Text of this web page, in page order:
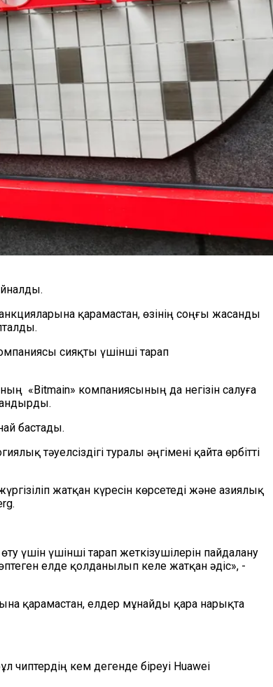
қарамастан, өзінің соңғы жасанды
сияқты үшінші тарап
«Bitmain» компаниясының да негізін салуға
бастады.
тәуелсіздігі туралы әңгімені қайта өрбітті
жатқан күресін көрсетеді және азиялық
үшін үшінші тарап жеткізушілерін пайдалану
елде қолданылып келе жатқан әдіс», -
қарамастан, елдер мұнайды қара нарықта
кем дегенде біреуі Huawei